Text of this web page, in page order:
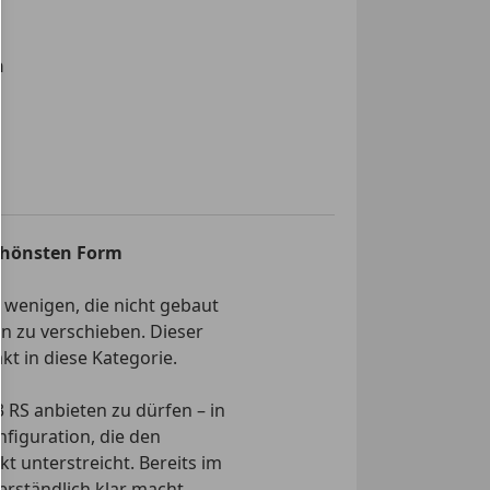
Rückfahrkamera
Form
wenigen, die nicht gebaut
zu verschieben. Dieser
in diese Kategorie.
RS anbieten zu dürfen – in
die den
unterstreicht. Bereits im